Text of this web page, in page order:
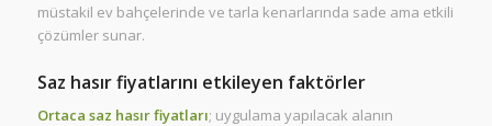
müstakil ev bahçelerinde ve tarla kenarlarında sade ama etkili
çözümler sunar.
Saz hasır fiyatlarını etkileyen faktörler
Ortaca saz hasır fiyatları; uygulama yapılacak alanın